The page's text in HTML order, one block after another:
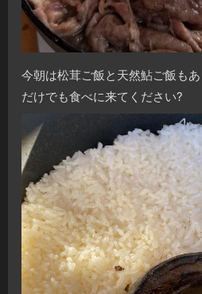
今朝は松茸ご飯と天然鮎ご飯も
だけでも食べに来てください?